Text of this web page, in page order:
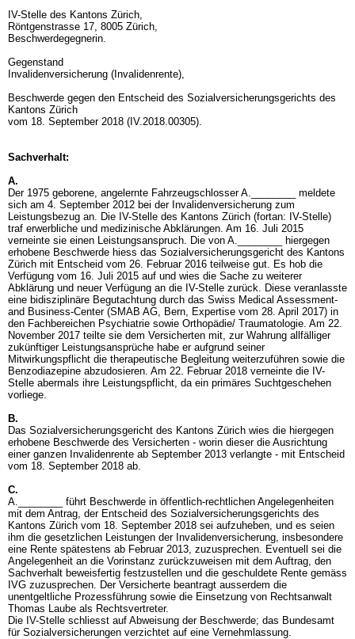
IV-Stelle des Kantons Zürich,
Röntgenstrasse 17, 8005 Zürich,
Beschwerdegegnerin.
Gegenstand
Invalidenversicherung (Invalidenrente),
Beschwerde gegen den Entscheid des Sozialversicherungsgerichts des
Kantons Zürich
vom 18. September 2018 (IV.2018.00305).
Sachverhalt:
A.
Der 1975 geborene, angelernte Fahrzeugschlosser A.________ meldete
sich am 4. September 2012 bei der Invalidenversicherung zum
Leistungsbezug an. Die IV-Stelle des Kantons Zürich (fortan: IV-Stelle)
traf erwerbliche und medizinische Abklärungen. Am 16. Juli 2015
verneinte sie einen Leistungsanspruch. Die von A.________ hiergegen
erhobene Beschwerde hiess das Sozialversicherungsgericht des Kantons
Zürich mit Entscheid vom 26. Februar 2016 teilweise gut. Es hob die
Verfügung vom 16. Juli 2015 auf und wies die Sache zu weiterer
Abklärung und neuer Verfügung an die IV-Stelle zurück. Diese veranlasste
eine bidisziplinäre Begutachtung durch das Swiss Medical Assessment-
and Business-Center (SMAB AG, Bern, Expertise vom 28. April 2017) in
den Fachbereichen Psychiatrie sowie Orthopädie/ Traumatologie. Am 22.
November 2017 teilte sie dem Versicherten mit, zur Wahrung allfälliger
zukünftiger Leistungsansprüche habe er aufgrund seiner
Mitwirkungspflicht die therapeutische Begleitung weiterzuführen sowie die
Benzodiazepine abzudosieren. Am 22. Februar 2018 verneinte die IV-
Stelle abermals ihre Leistungspflicht, da ein primäres Suchtgeschehen
vorliege.
B.
Das Sozialversicherungsgericht des Kantons Zürich wies die hiergegen
erhobene Beschwerde des Versicherten - worin dieser die Ausrichtung
einer ganzen Invalidenrente ab September 2013 verlangte - mit Entscheid
vom 18. September 2018 ab.
C.
A.________ führt Beschwerde in öffentlich-rechtlichen Angelegenheiten
mit dem Antrag, der Entscheid des Sozialversicherungsgerichts des
Kantons Zürich vom 18. September 2018 sei aufzuheben, und es seien
ihm die gesetzlichen Leistungen der Invalidenversicherung, insbesondere
eine Rente spätestens ab Februar 2013, zuzusprechen. Eventuell sei die
Angelegenheit an die Vorinstanz zurückzuweisen mit dem Auftrag, den
Sachverhalt beweisfertig festzustellen und die geschuldete Rente gemäss
IVG zuzusprechen. Der Versicherte beantragt ausserdem die
unentgeltliche Prozessführung sowie die Einsetzung von Rechtsanwalt
Thomas Laube als Rechtsvertreter.
Die IV-Stelle schliesst auf Abweisung der Beschwerde; das Bundesamt
für Sozialversicherungen verzichtet auf eine Vernehmlassung.